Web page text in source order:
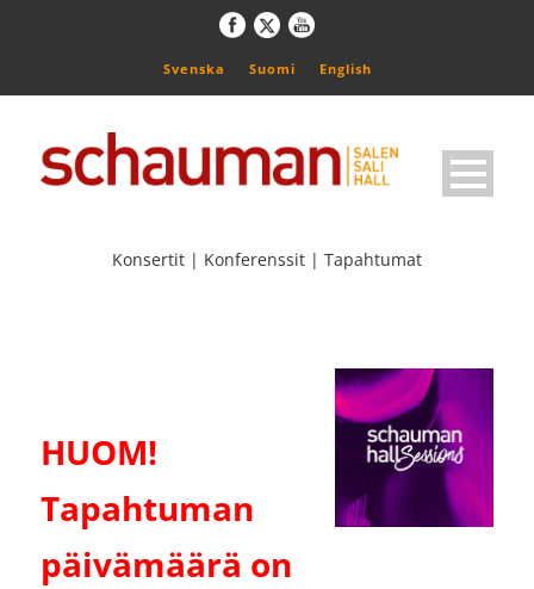
Svenska Suomi English
Konsertit | Konferenssit | Tapahtumat
HUOM!
Tapahtuman
päivämäärä on